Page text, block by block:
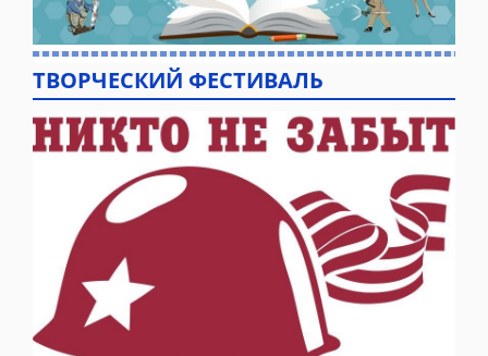
ТВОРЧЕСКИЙ ФЕСТИВАЛЬ